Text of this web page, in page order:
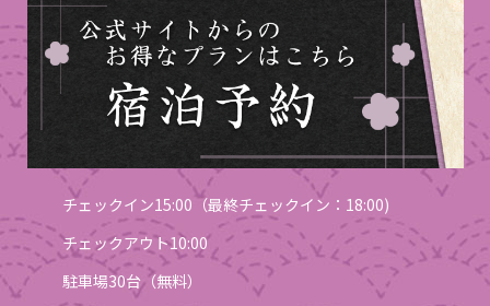
チェックイン15:00（最終チェックイン：18:00)
チェックアウト10:00
駐車場30台（無料）